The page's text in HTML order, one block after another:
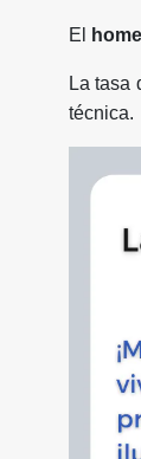
El
La tasa
técnica.